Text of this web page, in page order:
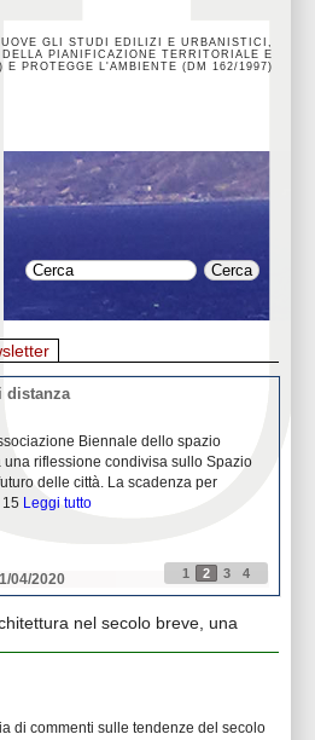
GLI STUDI EDILIZI E URBANISTICI,
PIANIFICAZIONE TERRITORIALE E
E PROTEGGE L'AMBIENTE (DM 162/1997)
distanza
Biennale dello spazio
riflessione condivisa sullo Spazio
delle città. La scadenza per
Leggi tutto
04/2020 1 2 3 4
nel secolo breve, una
di commenti sulle tendenze del secolo